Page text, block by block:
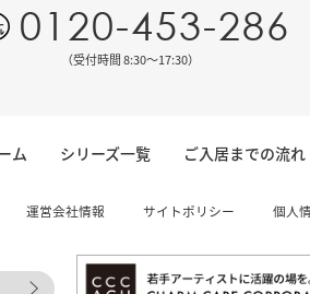
0120-453-286
（受付時間 8:30〜17:30）
ム シリーズ一覧 ご入居までの流れ
運営会社情報 サイトポリシー 個人